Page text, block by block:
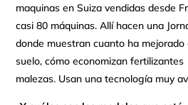
maquinas en Suiza vendidas desde
casi 80 máquinas. Allí hacen una
donde muestran cuanto ha
suelo, cómo economizan
malezas. Usan una tecnología muy